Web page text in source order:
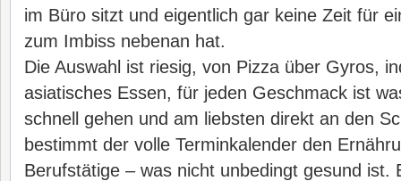
im Büro sitzt und eigentlich gar keine Zeit für
zum Imbiss nebenan hat.
Die Auswahl ist riesig, von Pizza über Gyros,
asiatisches Essen, für jeden Geschmack ist
schnell gehen und am liebsten direkt an den
bestimmt der volle Terminkalender den
Berufstätige – was nicht unbedingt gesund ist.